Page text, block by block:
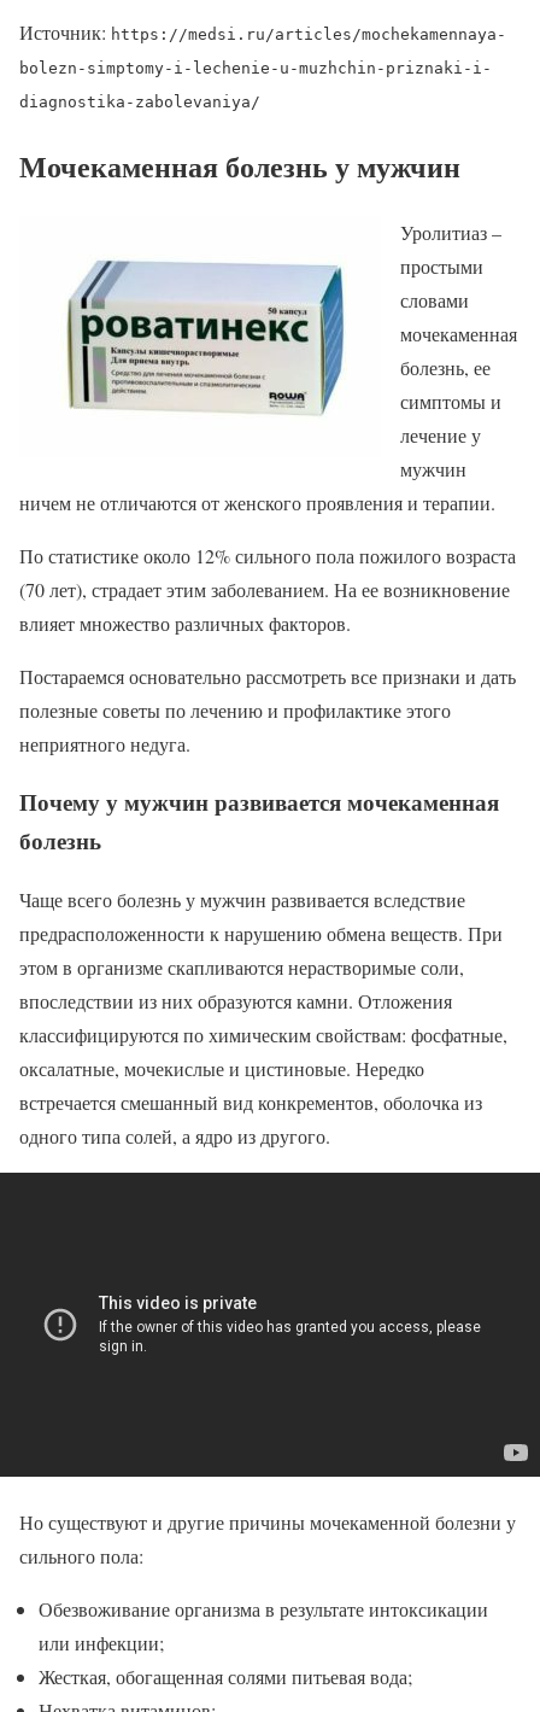
Источник: https://medsi.ru/articles/mochekamennaya-
bolezn-simptomy-i-lechenie-u-muzhchin-priznaki-i-
diagnostika-zabolevaniya/
Мочекаменная болезнь у мужчин
Уролитиаз –
простыми
словами
мочекаменная
болезнь, ее
симптомы и
лечение у
мужчин
ничем не отличаются от женского проявления и терапии.
По статистике около 12% сильного пола пожилого возраста
(70 лет), страдает этим заболеванием. На ее возникновение
влияет множество различных факторов.
Постараемся основательно рассмотреть все признаки и дать
полезные советы по лечению и профилактике этого
неприятного недуга.
Почему у мужчин развивается мочекаменная
болезнь
Чаще всего болезнь у мужчин развивается вследствие
предрасположенности к нарушению обмена веществ. При
этом в организме скапливаются нерастворимые соли,
впоследствии из них образуются камни. Отложения
классифицируются по химическим свойствам: фосфатные,
оксалатные, мочекислые и цистиновые. Нередко
встречается смешанный вид конкрементов, оболочка из
одного типа солей, а ядро из другого.
Но существуют и другие причины мочекаменной болезни у
сильного пола:
Обезвоживание организма в результате интоксикации
или инфекции;
Жесткая, обогащенная солями питьевая вода;